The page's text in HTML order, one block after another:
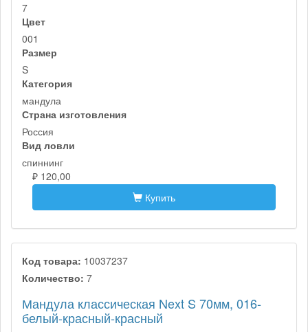
7
Цвет
001
Размер
S
Категория
мандула
Страна изготовления
Россия
Вид ловли
спиннинг
₽ 120,00
Купить
Код товара: 10037237
Количество: 7
Мандула классическая Next S 70мм, 016-
белый-красный-красный